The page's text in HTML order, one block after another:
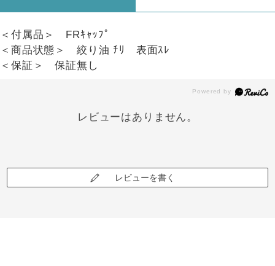
＜付属品＞ FRｷｬｯﾌﾟ
＜商品状態＞ 絞り油 ﾁﾘ 表面ｽﾚ
＜保証＞ 保証無し
レビューはありません。
レビューを書く